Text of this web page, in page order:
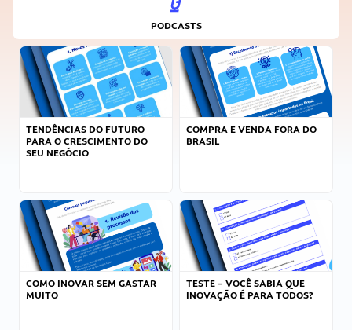
PODCASTS
TENDÊNCIAS DO FUTURO
PARA O CRESCIMENTO DO
SEU NEGÓCIO
COMPRA E VENDA FORA DO
BRASIL
COMO INOVAR SEM GASTAR
MUITO
TESTE – VOCÊ SABIA QUE
INOVAÇÃO É PARA TODOS?